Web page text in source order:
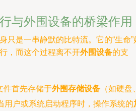
与外围设备的桥梁作用
只是一串静默的比特流。它的“生命”
，而这个过程离不开外围设备的支
件首先存储于外围存储设备 （如硬盘
用户或系统启动程序时，操作系统的